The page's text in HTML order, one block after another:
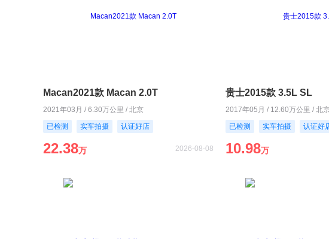
Macan2021款 Macan 2.0T
2021年03月 / 6.30万公里 / 北京
已检测
实车拍摄 认证好店
22.38万 2026-08-08
贵士2015款 3.5L SL
2017年05月 / 12.60万公里 / 北
已检测
实车拍摄 认证好
10.98万